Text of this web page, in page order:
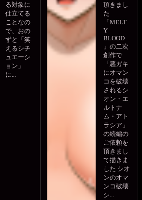
る対象に
仕立てる
ことなの
で、おの
ずと「笑
えるシチ
ュエーシ
ョン」
に...
頂きまし
た
「MELT
Y
BLOOD
」の二次
創作で
「悪ガキ
にオマン
コを破壊
されるシ
オン・エ
ルトナ
ム・アト
ラシア」
の続編の
ご依頼を
頂きまし
て描きま
した シオ
ンのオマ
ンコ破壊
シ...